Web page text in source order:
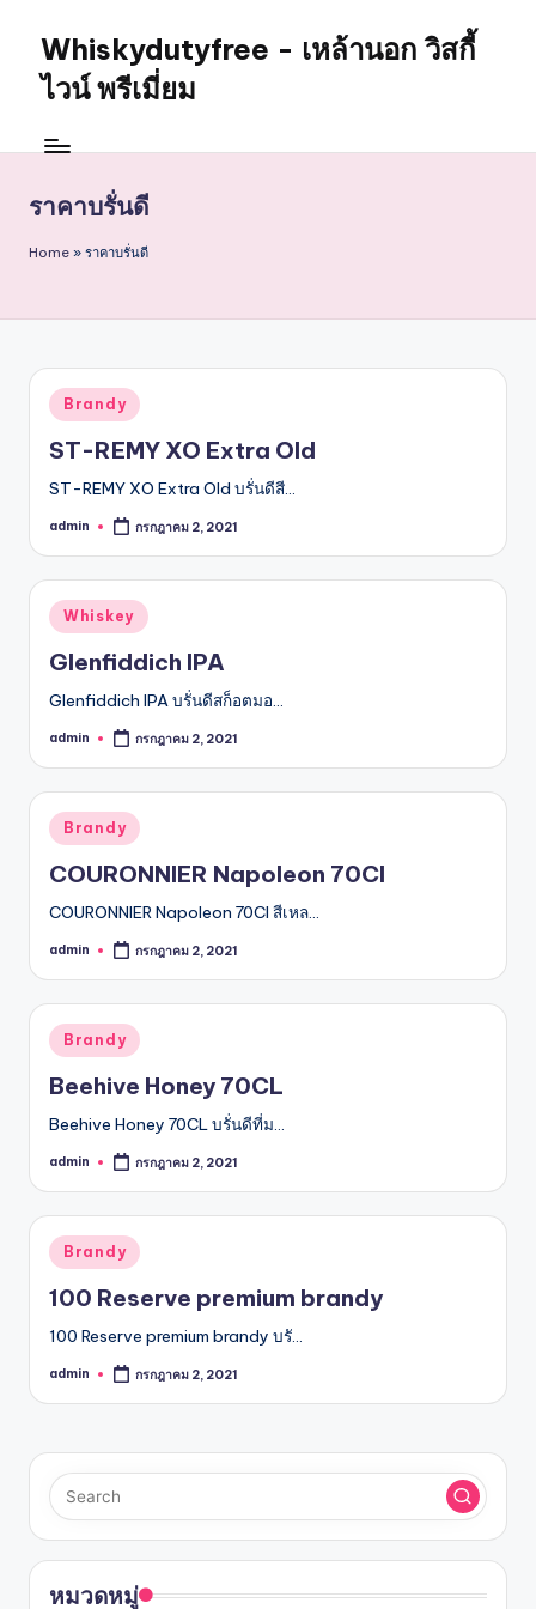
content
Whiskydutyfree - เหล้านอก วิสกี้
ไวน์ พรีเมี่ยม
สุรา
นอก
ไวน์
เมี่
alcoholdrinkstore
กา
ตี
ของ
จัด
ส่ง
ถึง
หน้า
บ้าน
ราคาบรั่นดี
Home » ราคาบรั่นดี
Posted
in
Brandy
ST-REMY XO Extra Old
ST-REMY XO Extra Old บรั่นดีสี…
Posted
admin กรกฎาคม 2, 2021
Posted
in
Whiskey
Glenfiddich IPA
Glenfiddich IPA บรั่นดีสก็อตมอ…
Posted
admin กรกฎาคม 2, 2021
Posted
in
Brandy
COURONNIER Napoleon 70Cl
COURONNIER Napoleon 70Cl สีเหล…
Posted
admin กรกฎาคม 2, 2021
Posted
in
Brandy
Beehive Honey 70CL
Beehive Honey 70CL บรั่นดีที่ม…
Posted
admin กรกฎาคม 2, 2021
Posted
in
Brandy
100 Reserve premium brandy
100 Reserve premium brandy บรั…
Posted
admin กรกฎาคม 2, 2021
หมวดหมู่